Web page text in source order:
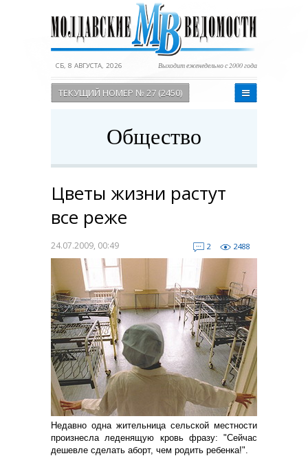
СБ, 8 АВГУСТА, 2026 Выходит еженедельно с 2000 года
ТЕКУЩИЙ НОМЕР № 27 (2450)
Общество
Цветы жизни растут
все реже
24.07.2009, 00:49 2 2488
Недавно одна жительница сельской местности
произнесла леденящую кровь фразу: "Сейчас
дешевле сделать аборт, чем родить ребенка!".